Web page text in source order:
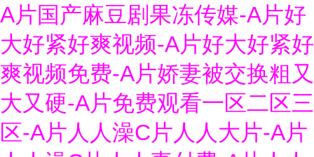
A片国产麻豆剧果冻传媒-A片好
大好紧好爽视频-A片好大好紧好
爽视频免费-A片娇妻被交换粗又
大又硬-A片免费观看一区二区三
区-A片人人澡C片人人大片-A片